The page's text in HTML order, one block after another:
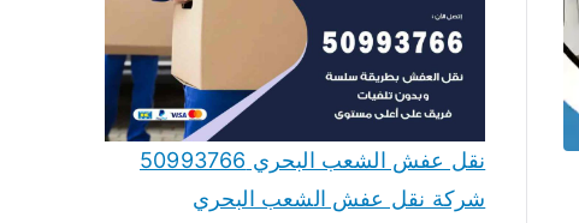
نقل عفش الشعب البحري 50993766
شركة نقل عفش الشعب البحري